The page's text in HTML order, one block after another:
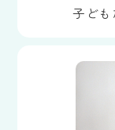
子ども